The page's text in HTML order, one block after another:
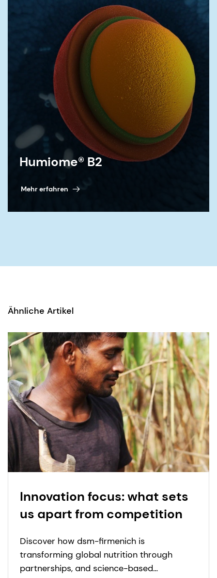
Humiome® B2
Mehr erfahren
Ähnliche Artikel
Innovation focus: what sets
us apart from competition
Discover how dsm-firmenich is
transforming global nutrition through
partnerships, and science-based